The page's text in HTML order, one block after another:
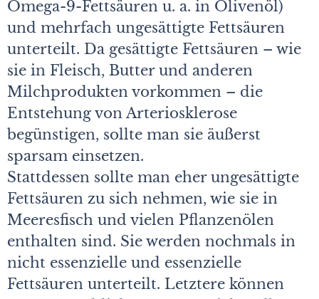
Omega-9-Fettsäuren u. a. in Olivenöl)
und mehrfach ungesättigte Fettsäuren
unterteilt. Da gesättigte Fettsäuren – wie
sie in Fleisch, Butter und anderen
Milchprodukten vorkommen – die
Entstehung von Arteriosklerose
begünstigen, sollte man sie äußerst
sparsam einsetzen.
Stattdessen sollte man eher ungesättigte
Fettsäuren zu sich nehmen, wie sie in
Meeresfisch und vielen Pflanzenölen
enthalten sind. Sie werden nochmals in
nicht essenzielle und essenzielle
Fettsäuren unterteilt. Letztere können